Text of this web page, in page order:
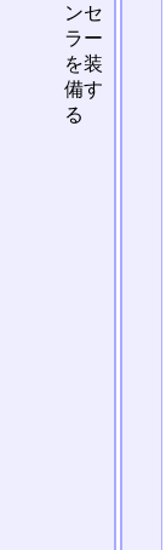
ンセ
ラー
を装
備す
る